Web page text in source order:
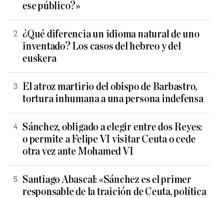
ese público?»
¿Qué diferencia un idioma natural de uno
inventado? Los casos del hebreo y del
euskera
El atroz martirio del obispo de Barbastro,
tortura inhumana a una persona indefensa
Sánchez, obligado a elegir entre dos Reyes:
o permite a Felipe VI visitar Ceuta o cede
otra vez ante Mohamed VI
Santiago Abascal: «Sánchez es el primer
responsable de la traición de Ceuta, política